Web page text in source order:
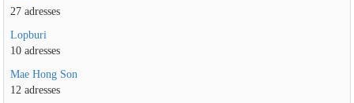
27 adresses
Lopburi
10 adresses
Mae Hong Son
12 adresses